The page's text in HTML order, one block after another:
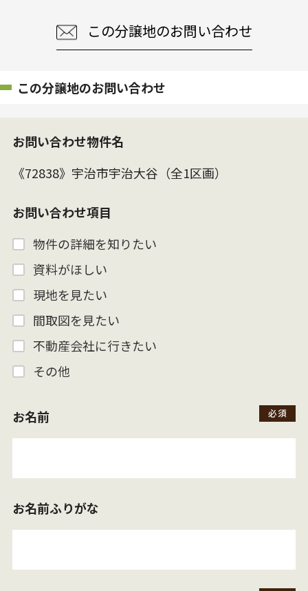
この分譲地のお問い合わせ
この分譲地のお問い合わせ
お問い合わせ物件名
お問い合わせ項目
物件の詳細を知りたい
資料がほしい
現地を見たい
間取図を見たい
不動産会社に行きたい
その他
お名前
お名前ふりがな